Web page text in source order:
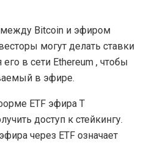
между Bitcoin и эфиром
могут делать ставки
в сети Ethereum , чтобы
в эфире.
ETF эфира T
доступ к стейкингу.
через ETF означает